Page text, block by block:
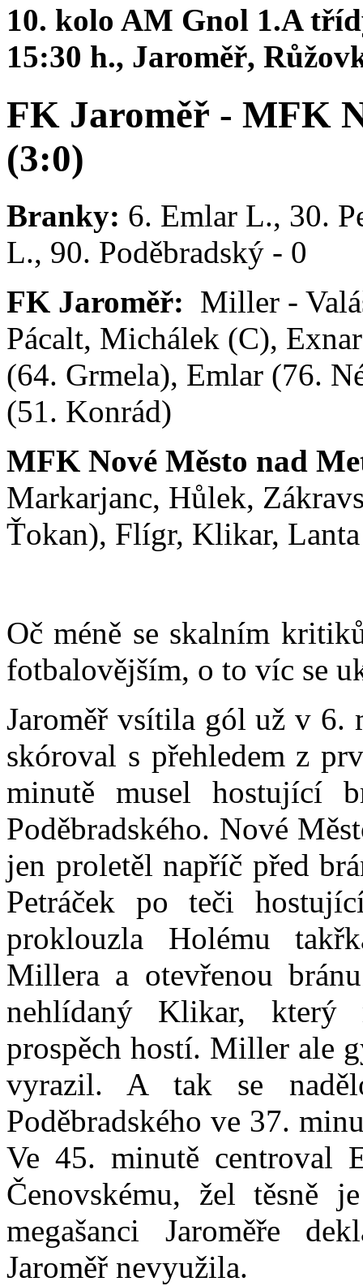
10. kolo AM Gnol 1.A
15:30 h., Jaroměř,
FK Jaroměř - MFK
(3:0)
Branky: 6. Emlar L., 30.
L., 90. Poděbradský - 0
FK Jaroměř: Miller -
Pácalt, Michálek (C),
(64. Grmela), Emlar (76.
(51. Konrád)
MFK Nové Město nad
Markarjanc, Hůlek,
Ťokan), Flígr, Klikar, Lanta
Oč méně se skalním
fotbalovějším, o to víc se
Jaroměř vsítila gól už v 6.
skóroval s přehledem z
minutě musel hostující
Poděbradského. Nové
jen proletěl napříč před
Petráček po teči
proklouzla Holému
Millera a otevřenou
nehlídaný Klikar, který
prospěch hostí. Miller ale
vyrazil. A tak se
Poděbradského ve 37.
Ve 45. minutě centroval
Čenovskému, žel těsně
megašanci Jaroměře
Jaroměř nevyužila.